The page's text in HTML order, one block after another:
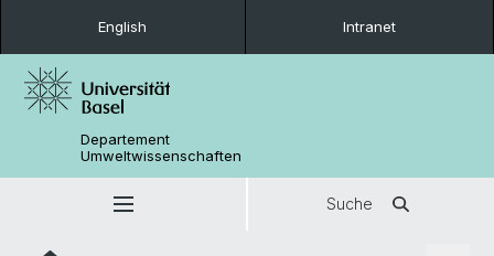
English Intranet
Departement
Umweltwissenschaften
Suche